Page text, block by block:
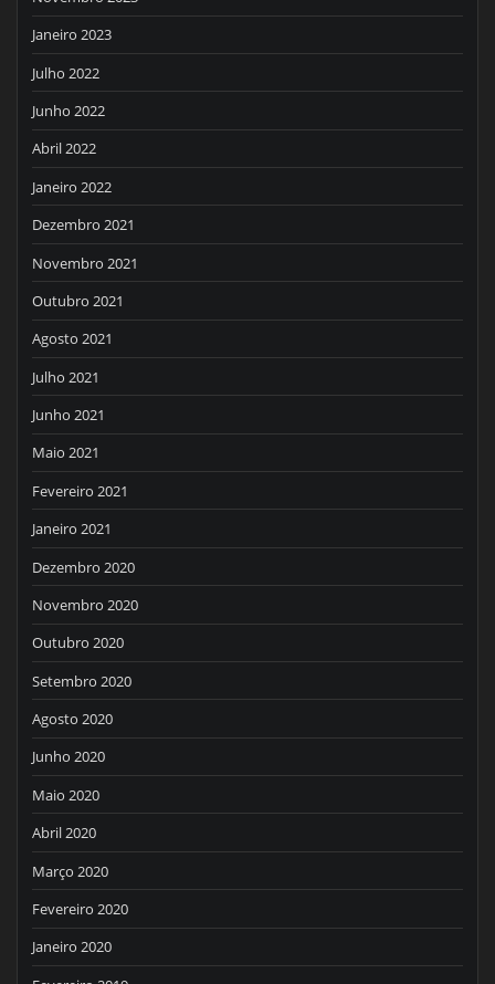
Janeiro 2023
Julho 2022
Junho 2022
Abril 2022
Janeiro 2022
Dezembro 2021
Novembro 2021
Outubro 2021
Agosto 2021
Julho 2021
Junho 2021
Maio 2021
Fevereiro 2021
Janeiro 2021
Dezembro 2020
Novembro 2020
Outubro 2020
Setembro 2020
Agosto 2020
Junho 2020
Maio 2020
Abril 2020
Março 2020
Fevereiro 2020
Janeiro 2020